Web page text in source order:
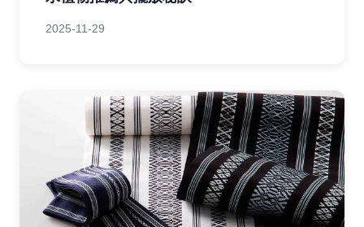
2025-11-29